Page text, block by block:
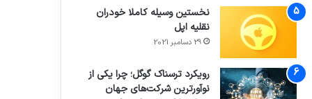
نخستین وسیله کاملا خودران
نقلیه اپل
29 دسامبر 2021
رویکرد ترسناک گوگل؛ چرا یکی از
نوآورترین شرکت‌های جهان